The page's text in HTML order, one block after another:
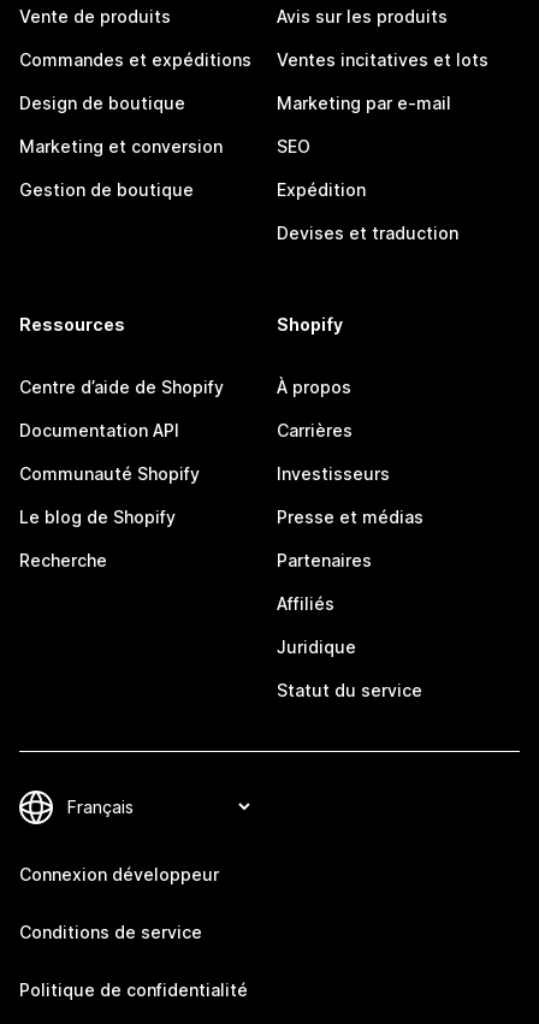
Vente de produits
Commandes et expéditions
Design de boutique
Marketing et conversion
Gestion de boutique
Avis sur les produits
Ventes incitatives et lots
Marketing par e-mail
SEO
Expédition
Devises et traduction
Ressources
Centre d’aide de Shopify
Documentation API
Communauté Shopify
Le blog de Shopify
Recherche
Shopify
À propos
Carrières
Investisseurs
Presse et médias
Partenaires
Affiliés
Juridique
Statut du service
Connexion développeur
Conditions de service
Politique de confidentialité